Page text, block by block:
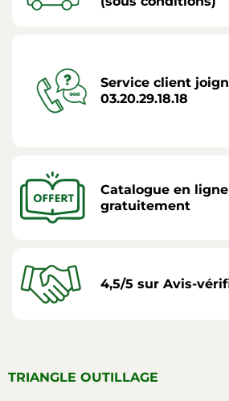
Service client
03.20.29.18.18
Catalogue en
gratuitement
4,5/5 sur Avis-
TRIANGLE OUTILLAGE